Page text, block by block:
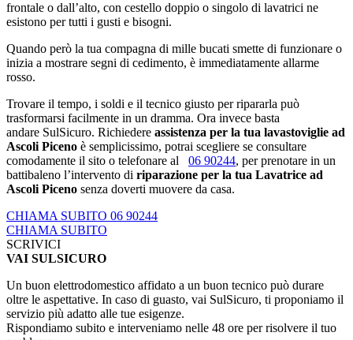
frontale o dall’alto, con cestello doppio o singolo di lavatrici ne
esistono per tutti i gusti e bisogni.
Quando però la tua compagna di mille bucati smette di funzionare o
inizia a mostrare segni di cedimento, è immediatamente allarme
rosso.
Trovare il tempo, i soldi e il tecnico giusto per ripararla può
trasformarsi facilmente in un dramma. Ora invece basta
andare SulSicuro. Richiedere assistenza per la tua lavastoviglie ad
Ascoli Piceno è semplicissimo, potrai scegliere se consultare
comodamente il sito o telefonare al 06 90244, per prenotare in un
battibaleno l’intervento di riparazione per la tua Lavatrice ad
Ascoli Piceno senza doverti muovere da casa.
CHIAMA SUBITO 06 90244
CHIAMA SUBITO
SCRIVICI
VAI SULSICURO
Un buon elettrodomestico affidato a un buon tecnico può durare
oltre le aspettative. In caso di guasto, vai SulSicuro, ti proponiamo il
servizio più adatto alle tue esigenze.
Rispondiamo subito e interveniamo nelle 48 ore per risolvere il tuo